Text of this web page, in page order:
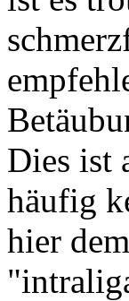
Dies ist
häufig
hier